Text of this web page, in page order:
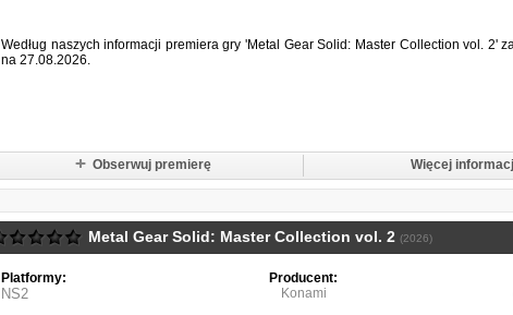
Według naszych informacji premiera gry 'Metal Gear Solid: Master Collection vol. 2'
na 27.08.2026.
Obserwuj premierę Więcej
Metal Gear Solid: Master Collection vol. 2 (2026)
Platformy:
NS2
Producent:
Konami